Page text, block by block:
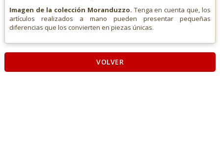
Imagen de la colección Moranduzzo. Tenga en cuenta que, los
artículos realizados a mano pueden presentar pequeñas
diferencias que los convierten en piezas únicas.
VOLVER